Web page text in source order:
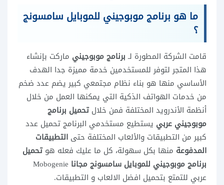
ما هو برنامج موبوجيني للموبايل سامسونج
؟
قامت الشركة المطورة لـبرنامج موبوجيني ماركت بإنشاء
هذا المتجر لتوفر للمستخدمين خدمة مميزة جدا الهدف
الأساسي منها هو بناء نظام مجتمعي كبير يضم عدد ضخم
من خدمات الهواتف الذكية التي يمكنها العمل من خلال
أنظمة الأندرويد المختلفة فمن خلال تحميل برنامج
موبوجيني عربي يستطيع مستخدمي البرنامج تحميل عدد
كبير من التطبيقات والألعاب المختلفة حتى التطبيقات
المدفوعة منها بكل سهولة، كل ما عليك فعله هو تحميل
برنامج موبوجيني للموبايل سامسونج مجانا Mobogenie
عربي للتمتع بتحميل افضل الالعاب و التطبيقات.